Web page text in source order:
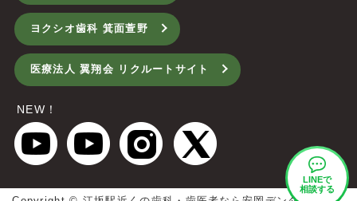
ヨクシオ歯科 箕面萱野
医療法人 翼翔会 リクルートサイト
NEW！
LINEで
相談する